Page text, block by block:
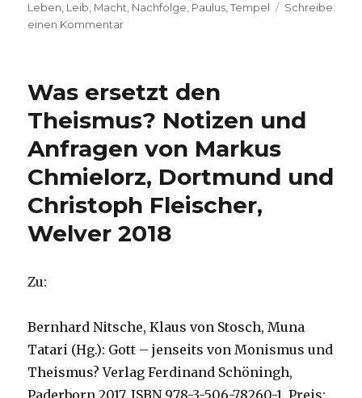
Leben Leib Macht Nachfolge Paulus ,Tempel
Schreibe
einen Kommentarzu
6,
Fleischer,
Welver
2018
Was ersetzt den
Theismus? Notizen und
Anfragen von Markus
Chmielorz, Dortmund und
Christoph Fleischer,
Welver 2018
Zu:
Bernhard Nitsche, Klaus von Stosch, Muna
Tatari (Hg.): Gott – jenseits von Monismus und
Theismus? Verlag Ferdinand Schöningh,